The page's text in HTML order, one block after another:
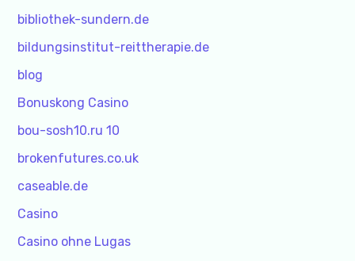
bibliothek-sundern.de
bildungsinstitut-reittherapie.de
blog
Bonuskong Casino
bou-sosh10.ru 10
brokenfutures.co.uk
caseable.de
Casino
Casino ohne Lugas